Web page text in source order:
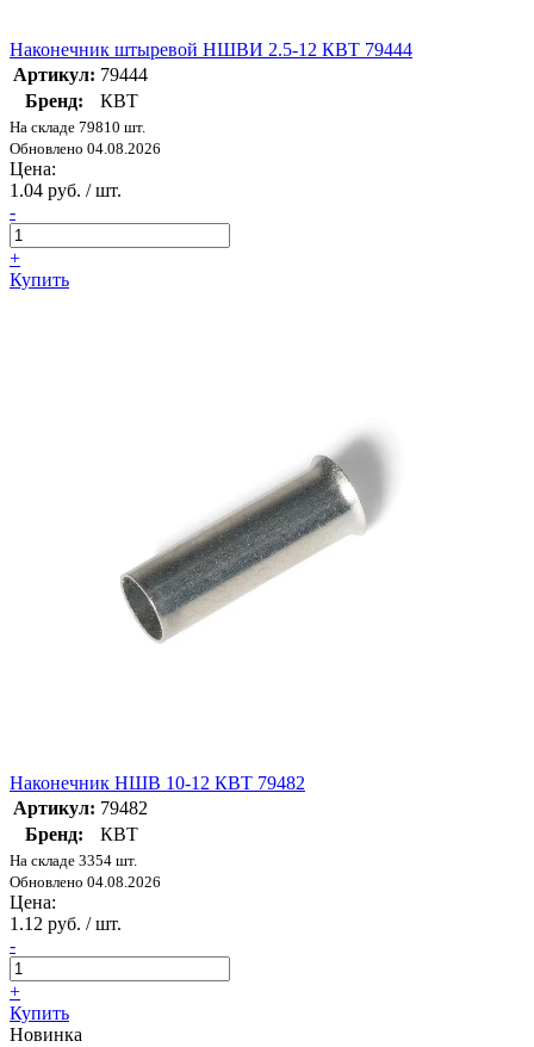
Наконечник штыревой НШВИ 2.5-12 КВТ 79444
Артикул: 79444
Бренд:
КВТ
На складе 79810 шт.
Обновлено 04.08.2026
Цена:
1.04 руб. / шт.
-
+
Купить
Наконечник НШВ 10-12 КВТ 79482
Артикул: 79482
Бренд:
КВТ
На складе 3354 шт.
Обновлено 04.08.2026
Цена:
1.12 руб. / шт.
-
+
Купить
Новинка